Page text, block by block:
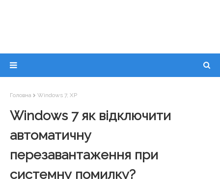
Головна Windows 7, XP
Windows 7 як відключити
автоматичну
перезавантаження при
системну помилку?